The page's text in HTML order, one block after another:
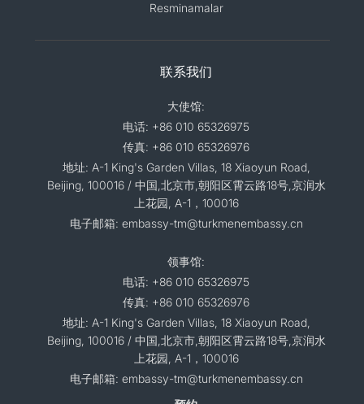
Resminamalar
联系我们
大使馆:
电话: +86 010 65326975
传真: +86 010 65326976
地址: A-1 King's Garden Villas, 18 Xiaoyun Road,
Beijing, 100016 / 中国,北京市,朝阳区霄云路18号,京润水
上花园, A-1，100016
电子邮箱: embassy-tm@turkmenembassy.cn
领事馆:
电话: +86 010 65326975
传真: +86 010 65326976
地址: A-1 King's Garden Villas, 18 Xiaoyun Road,
Beijing, 100016 / 中国,北京市,朝阳区霄云路18号,京润水
上花园, A-1，100016
电子邮箱: embassy-tm@turkmenembassy.cn